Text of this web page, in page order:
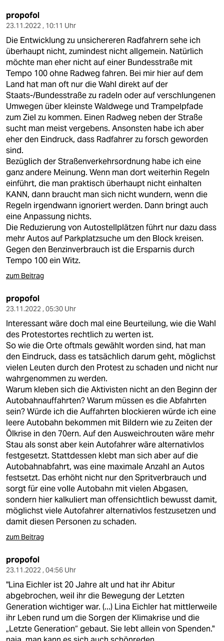
propofol
23.11.2022 , 10:11 Uhr
Die Entwicklung zu unsichereren Radfahrern sehe ich
überhaupt nicht, zumindest nicht allgemein. Natürlich
möchte man eher nicht auf einer Bundesstraße mit
Tempo 100 ohne Radweg fahren. Bei mir hier auf dem
Land hat man oft nur die Wahl direkt auf der
Staats-/Bundesstraße zu radeln oder auf verschlungenen
Umwegen über kleinste Waldwege und Trampelpfade
zum Ziel zu kommen. Einen Radweg neben der Straße
sucht man meist vergebens. Ansonsten habe ich aber
eher den Eindruck, dass Radfahrer zu forsch geworden
sind.
Bezüglich der Straßenverkehrsordnung habe ich eine
ganz andere Meinung. Wenn man dort weiterhin Regeln
einführt, die man praktisch überhaupt nicht einhalten
KANN, dann braucht man sich nicht wundern, wenn die
Regeln irgendwann ignoriert werden. Dann bringt auch
eine Anpassung nichts.
Die Reduzierung von Autostellplätzen führt nur dazu dass
mehr Autos auf Parkplatzsuche um den Block kreisen.
Gegen den Benzinverbrauch ist die Ersparnis durch
Tempo 100 ein Witz.
zum Beitrag
propofol
23.11.2022 , 05:30 Uhr
Interessant wäre doch mal eine Beurteilung, wie die Wahl
des Protestortes rechtlich zu werten ist.
So wie die Orte oftmals gewählt worden sind, hat man
den Eindruck, dass es tatsächlich darum geht, möglichst
vielen Leuten durch den Protest zu schaden und nicht nur
wahrgenommen zu werden.
Warum kleben sich die Aktivisten nicht an den Beginn der
Autobahnauffahrten? Warum müssen es die Abfahrten
sein? Würde ich die Auffahrten blockieren würde ich eine
leere Autobahn bekommen mit Bildern wie zu Zeiten der
Ölkrise in den 70ern. Auf den Ausweichrouten wäre mehr
Stau als sonst aber kein Autofahrer wäre alternativlos
festgesetzt. Stattdessen klebt man sich aber auf die
Autobahnabfahrt, was eine maximale Anzahl an Autos
festsetzt. Das erhöht nicht nur den Spritverbrauch und
sorgt für eine volle Autobahn mit vielen Abgasen,
sondern hier kalkuliert man offensichtlich bewusst damit,
möglichst viele Autofahrer alternativlos festzusetzen und
damit diesen Personen zu schaden.
zum Beitrag
propofol
23.11.2022 , 04:56 Uhr
"Lina Eichler ist 20 Jahre alt und hat ihr Abitur
abgebrochen, weil ihr die Bewegung der Letzten
Generation wichtiger war. (...) Lina Eichler hat mittlerweile
ihr Leben rund um die Sorgen der Klimakrise und die
„Letzte Generation“ gebaut. Sie lebt allein von Spenden."